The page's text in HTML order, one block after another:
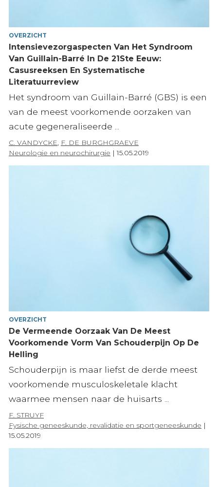
OVERZICHT
Intensievezorgaspecten Van Het Syndroom
Van Guillain-Barré In De 21Ste Eeuw:
Casusreeksen En Systematische
Literatuurreview
Het syndroom van Guillain-Barré (GBS) is een
van de meest voorkomende oorzaken van
acute gegeneraliseerde ...
C. VANDYCKE, F. DE BURGHGRAEVE
Neurologie en neurochirurgie |15.05.2019
OVERZICHT
De Vermeende Oorzaak Van De Meest
Voorkomende Vorm Van Schouderpijn Op De
Helling
Schouderpijn is maar liefst de derde meest
voorkomende musculoskeletale klacht
waarmee mensen naar de huisarts ...
F. STRUYF
Fysische geneeskunde, revalidatie en sportgeneeskunde |
15.05.2019